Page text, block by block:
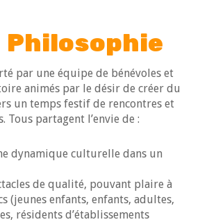
Philosophie
par une équipe de bénévoles et
animés par le désir de créer du
un temps festif de rencontres et
Tous partagent l’envie de :
dynamique culturelle dans un
de qualité, pouvant plaire à
(jeunes enfants, enfants, adultes,
résidents d’établissements